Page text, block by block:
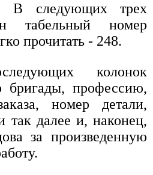
В следующих трех
табельный номер
прочитать - 248.
колонок
бригады, профессию,
номер детали,
так далее и, наконец,
за произведенную